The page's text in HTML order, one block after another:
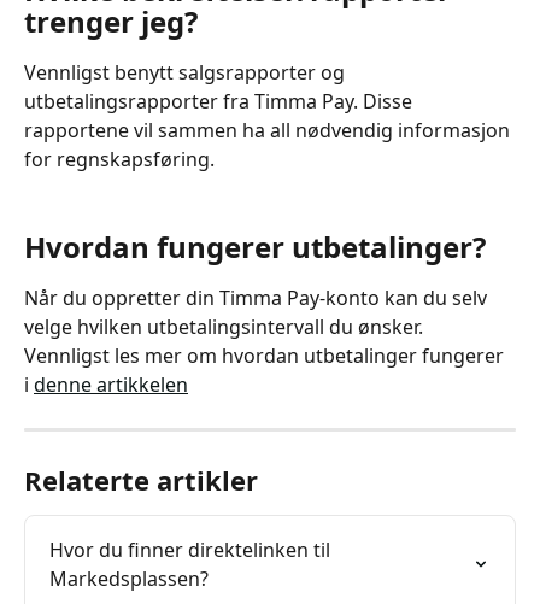
trenger jeg?
Vennligst benytt salgsrapporter og
utbetalingsrapporter fra Timma Pay. Disse
rapportene vil sammen ha all nødvendig informasjon
for regnskapsføring.
Hvordan fungerer utbetalinger?
Når du oppretter din Timma Pay-konto kan du selv
velge hvilken utbetalingsintervall du ønsker.
Vennligst les mer om hvordan utbetalinger fungerer
i denne artikkelen
Relaterte artikler
Hvor du finner direktelinken til
Markedsplassen?